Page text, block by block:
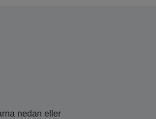
nedan eller